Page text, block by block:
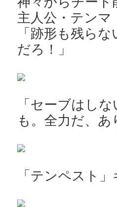
主人公・テンマ
「跡形も残ら
だろ！」
「セーブはし
も。全力だ、
「テンペスト